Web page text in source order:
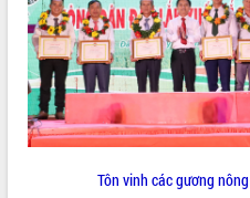
Đắk Lắk: Tôn vinh 46 giải pháp tại Hội
thi Sáng tạo Kỹ thuật 2024 - 2025
Đắk Lắk rà soát, điều chỉnh Đề án 190
về phát triển nuôi trồng thủy sản
Phó Chủ tịch UBND tỉnh Đắk Lắk
Trương Công Thái kiểm tra thực địa
Tôn vinh các gương